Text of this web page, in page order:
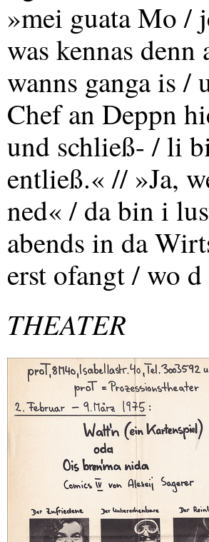
»mei guata Mo /
was kennas
wanns ganga is /
Chef an Deppn
und schließ- / li
entließ.« // »Ja,
ned« / da bin i
abends in da
erst ofangt / wo
THEATER